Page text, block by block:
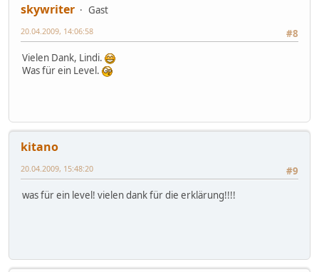
skywriter
Gast
#8
20.04.2009, 14:06:58
Vielen Dank, Lindi.
Was für ein Level.
kitano
#9
20.04.2009, 15:48:20
was für ein level! vielen dank für die erklärung!!!!